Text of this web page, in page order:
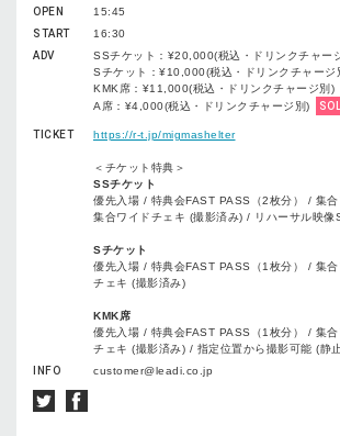
OPEN
15:45
START
16:30
ADV
SSチケット：¥20,000(税込・ドリンクチャー
Sチケット：¥10,000(税込・ドリンクチャージ
KMK席：¥11,000(税込・ドリンクチャージ別)
A席：¥4,000(税込・ドリンクチャージ別)
TICKET https://r-t.jp/migmashelter
＜チケット特典＞
SSチケット
優先入場 / 特典会FAST PASS（2枚分） / 集合
集合ワイドチェキ (撮影済み) / リハーサル映像
Sチケット
優先入場 / 特典会FAST PASS（1枚分） / 集
チェキ (撮影済み)
KMK席
優先入場 / 特典会FAST PASS（1枚分） / 集
チェキ (撮影済み) / 指定位置から撮影可能 (静
INFO
customer@leadi.co.jp